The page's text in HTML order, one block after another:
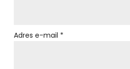
Adres e-mail *